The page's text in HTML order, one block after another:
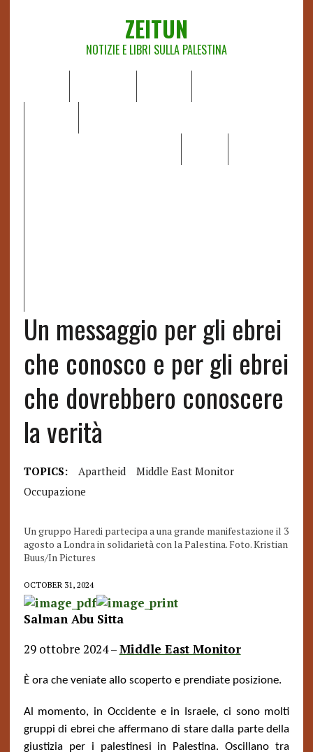
ZEITUN
NOTIZIE E LIBRI SULLA PALESTINA
Un messaggio per gli ebrei
che conosco e per gli ebrei
che dovrebbero conoscere
la verità
TOPICS: Apartheid
Middle East Monitor
Occupazione
Un gruppo Haredi partecipa a una grande manifestazione il 3
agosto a Londra in solidarietà con la Palestina. Foto. Kristian
Buus/In Pictures
OCTOBER 31, 2024
Salman Abu Sitta
29 ottobre 2024 –Middle East Monitor
È ora che veniate allo scoperto e prendiate posizione.
Al momento, in Occidente e in Israele, ci sono molti
gruppi di ebrei che affermano di stare dalla parte della
giustizia per i palestinesi in Palestina. Oscillano tra